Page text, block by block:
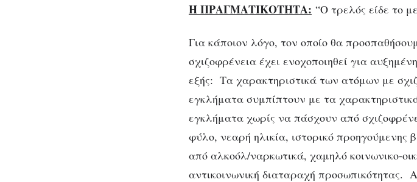
Η ΠΡΑΓΜΑΤΙΚΟΤΗΤΑ: “Ο τρελός είδε το
Για κάποιον λόγο, τον οποίο θα
σχιζοφρένεια έχει ενοχοποιηθεί για
εξής: Τα χαρακτηριστικά των ατόμων με
εγκλήματα συμπίπτουν με τα
εγκλήματα χωρίς να πάσχουν από
φύλο, νεαρή ηλικία, ιστορικό προηγούμενης
από αλκοόλ/ναρκωτικά, χαμηλό κοινωνικο-
αντικοινωνική διαταραχή προσωπικότητας.